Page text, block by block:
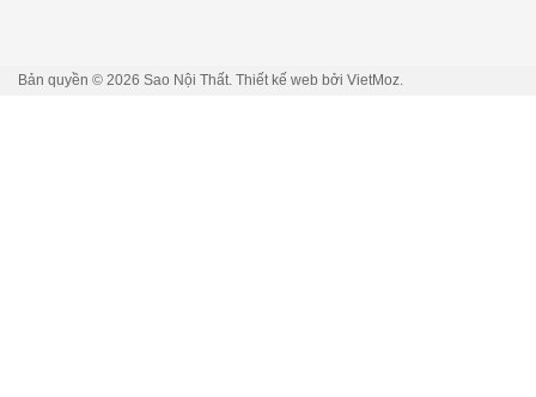
Bản quyền © 2026 Sao Nội Thất. Thiết kế web bởi VietMoz.